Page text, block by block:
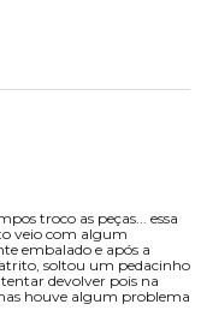
troco as peças... essa
veio com algum
embalado e após a
soltou um pedacinho
devolver pois na
houve algum problema